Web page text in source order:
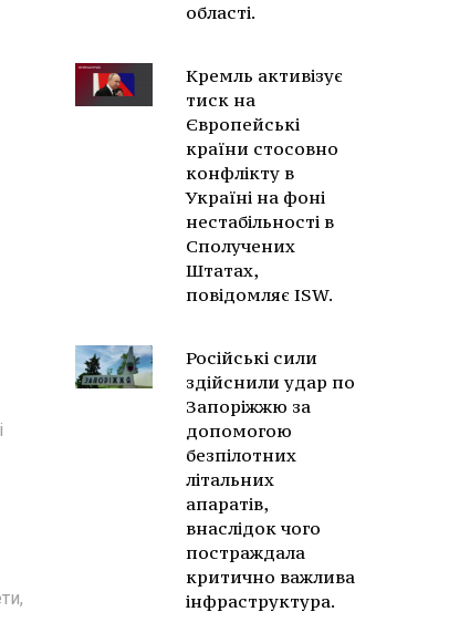
області.
Кремль активізує
тиск на
Європейські
країни стосовно
конфлікту в
Україні на фоні
нестабільності в
Сполучених
Штатах,
повідомляє ISW.
Російські сили
здійснили удар по
Запоріжжю за
допомогою
безпілотних
літальних
апаратів,
внаслідок чого
постраждала
критично важлива
інфраструктура.